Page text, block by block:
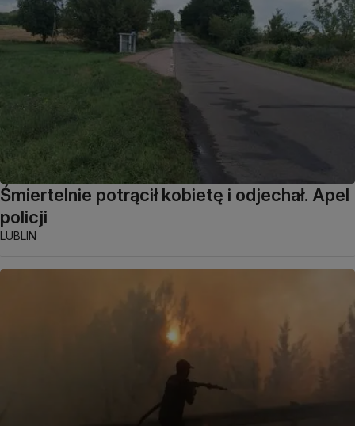
Śmiertelnie potrącił kobietę i odjechał. Apel
policji
LUBLIN